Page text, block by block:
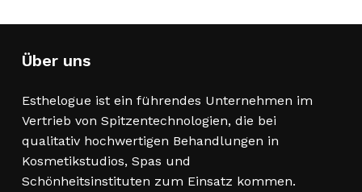
Über uns
Esthelogue ist ein führendes Unternehmen im
Vertrieb von Spitzentechnologien, die bei
qualitativ hochwertigen Behandlungen in
Kosmetikstudios, Spas und
Schönheitsinstituten zum Einsatz kommen.